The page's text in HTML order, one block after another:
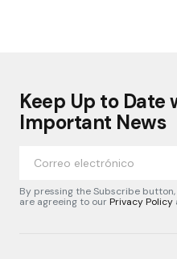
Keep Up to Date
Important News
By pressing the Subscribe
are agreeing to ourPrivacy Policy